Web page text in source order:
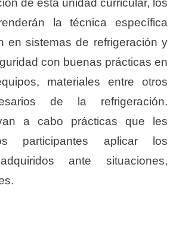
la técnica específica
en sistemas de refrigeración y
con buenas prácticas en
materiales entre otros
de la refrigeración.
a cabo prácticas que les
participantes aplicar los
ante situaciones,